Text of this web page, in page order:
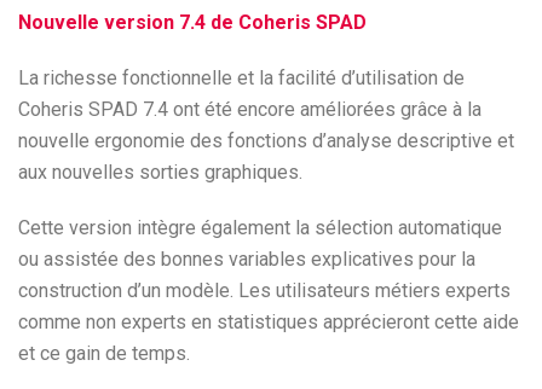
Nouvelle version 7.4 de Coheris SPAD
La richesse fonctionnelle et la facilité d’utilisation de
Coheris SPAD 7.4 ont été encore améliorées grâce à la
nouvelle ergonomie des fonctions d’analyse descriptive et
aux nouvelles sorties graphiques.
Cette version intègre également la sélection automatique
ou assistée des bonnes variables explicatives pour la
construction d’un modèle. Les utilisateurs métiers experts
comme non experts en statistiques apprécieront cette aide
et ce gain de temps.